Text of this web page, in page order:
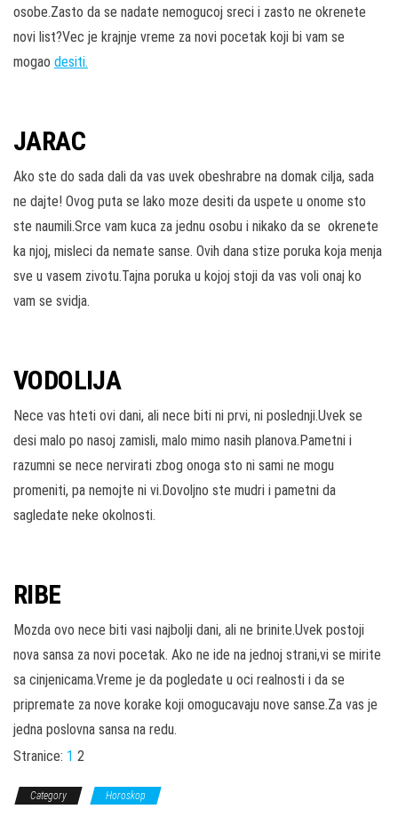
osobe.Zasto da se nadate nemogucoj sreci i zasto ne okrenete
novi list?Vec je krajnje vreme za novi pocetak koji bi vam se
mogao desiti.
JARAC
Ako ste do sada dali da vas uvek obeshrabre na domak cilja, sada
ne dajte! Ovog puta se lako moze desiti da uspete u onome sto
ste naumili.Srce vam kuca za jednu osobu i nikako da se okrenete
ka njoj, misleci da nemate sanse. Ovih dana stize poruka koja menja
sve u vasem zivotu.Tajna poruka u kojoj stoji da vas voli onaj ko
vam se svidja.
VODOLIJA
Nece vas hteti ovi dani, ali nece biti ni prvi, ni poslednji.Uvek se
desi malo po nasoj zamisli, malo mimo nasih planova.Pametni i
razumni se nece nervirati zbog onoga sto ni sami ne mogu
promeniti, pa nemojte ni vi.Dovoljno ste mudri i pametni da
sagledate neke okolnosti.
RIBE
Mozda ovo nece biti vasi najbolji dani, ali ne brinite.Uvek postoji
nova sansa za novi pocetak. Ako ne ide na jednoj strani,vi se mirite
sa cinjenicama.Vreme je da pogledate u oci realnosti i da se
pripremate za nove korake koji omogucavaju nove sanse.Za vas je
jedna poslovna sansa na redu.
Stranice: 1 2
Category Horoskop